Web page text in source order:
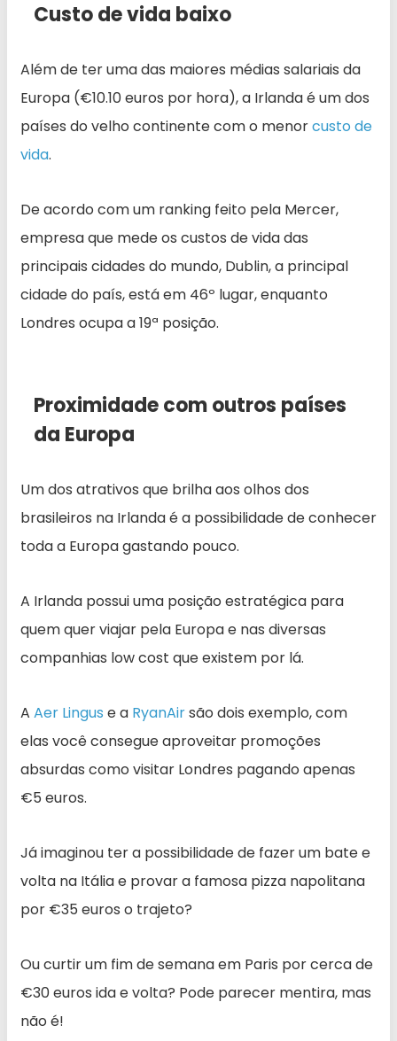
Custo de vida baixo
Além de ter uma das maiores médias salariais da
Europa (€10.10 euros por hora), a Irlanda é um dos
países do velho continente com o menorcusto de
vida.
De acordo com um ranking feito pela Mercer,
empresa que mede os custos de vida das
principais cidades do mundo, Dublin, a principal
cidade do país, está em 46º lugar, enquanto
Londres ocupa a 19ª posição.
Proximidade com outros países
da Europa
Um dos atrativos que brilha aos olhos dos
brasileiros na Irlanda é a possibilidade de conhecer
toda a Europa gastando pouco.
A Irlanda possui uma posição estratégica para
quem quer viajar pela Europa e nas diversas
companhias low cost que existem por lá.
A Aer Lingus e a RyanAirsão dois exemplo, com
elas você consegue aproveitar promoções
absurdas como visitar Londres pagando apenas
€5 euros.
Já imaginou ter a possibilidade de fazer um bate e
volta na Itália e provar a famosa pizza napolitana
por €35 euros o trajeto?
Ou curtir um fim de semana em Paris por cerca de
€30 euros ida e volta? Pode parecer mentira, mas
não é!